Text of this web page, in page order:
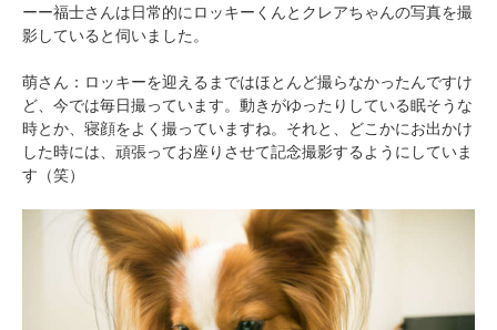
ーー福士さんは日常的にロッキーくんとクレアちゃんの写真を撮
影していると伺いました。
萌さん：ロッキーを迎えるまではほとんど撮らなかったんですけ
ど、今では毎日撮っています。動きがゆったりしている眠そうな
時とか、寝顔をよく撮っていますね。それと、どこかにお出かけ
した時には、頑張ってお座りさせて記念撮影するようにしていま
す（笑）